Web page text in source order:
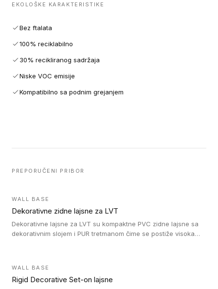
EKOLOŠKE KARAKTERISTIKE
Bez ftalata
100% reciklabilno
30% recikliranog sadržaja
Niske VOC emisije
Kompatibilno sa podnim grejanjem
PREPORUČENI PRIBOR
WALL BASE
Dekorativne zidne lajsne za LVT
Dekorativne lajsne za LVT su kompaktne PVC zidne lajsne sa
dekorativnim slojem i PUR tretmanom čime se postiže visoka
WALL BASE
Rigid Decorative Set-on lajsne